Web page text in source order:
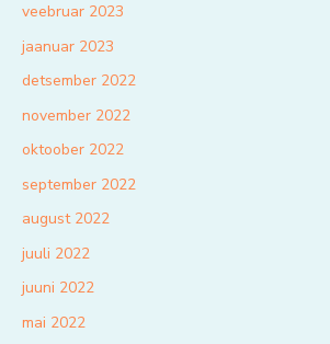
veebruar 2023
jaanuar 2023
detsember 2022
november 2022
oktoober 2022
september 2022
august 2022
juuli 2022
juuni 2022
mai 2022